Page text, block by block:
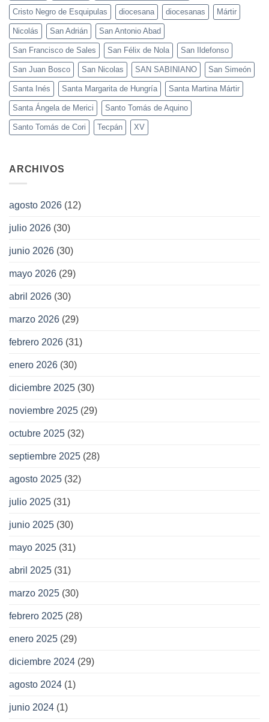
Cristo Negro de Esquipulas diocesana diocesanas Mártir
Nicolás San Adrián San Antonio Abad
San Francisco de Sales San Félix de Nola San Ildefonso
San Juan Bosco San Nicolas SAN SABINIANO San Simeón
Santa Inés Santa Margarita de Hungría Santa Martina Mártir
Santa Ángela de Merici Santo Tomás de Aquino
Santo Tomás de Cori Tecpán XV
ARCHIVOS
agosto 2026 (12)
julio 2026 (30)
junio 2026 (30)
mayo 2026 (29)
abril 2026 (30)
marzo 2026 (29)
febrero 2026 (31)
enero 2026 (30)
diciembre 2025 (30)
noviembre 2025 (29)
octubre 2025 (32)
septiembre 2025 (28)
agosto 2025 (32)
julio 2025 (31)
junio 2025 (30)
mayo 2025 (31)
abril 2025 (31)
marzo 2025 (30)
febrero 2025 (28)
enero 2025 (29)
diciembre 2024 (29)
agosto 2024 (1)
junio 2024 (1)